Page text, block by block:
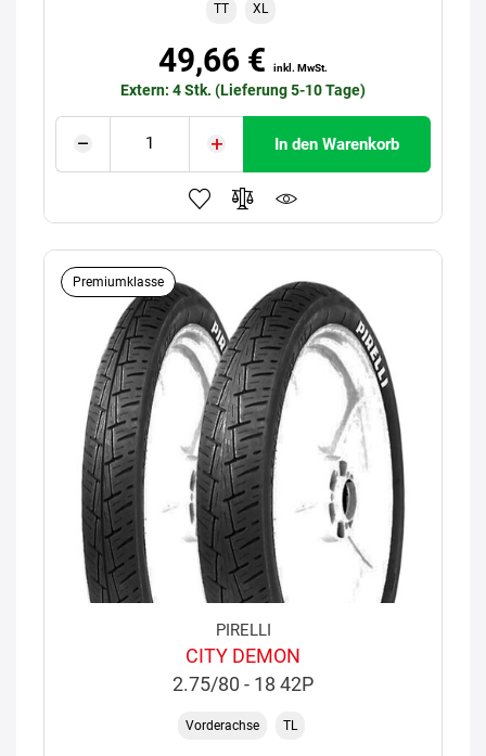
TT XL
49,66 € inkl. MwSt.
Extern: 4 Stk. (Lieferung 5-10 Tage)
In den Warenkorb
Premiumklasse
PIRELLI
CITY DEMON
2.75/80 - 18 42P
Vorderachse TL